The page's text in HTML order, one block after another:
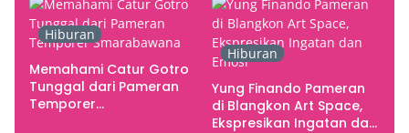
Hiburan
Memahami Catur Gotro
Tunggal dari Pameran
Temporer
Hiburan
Yung Finando Pameran
di Blangkon Art Space,
Ekspresikan Ingatan dan